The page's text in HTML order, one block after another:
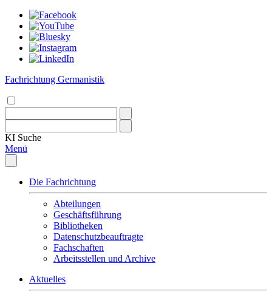
Fachrichtung Germanistik
KI Suche
Menü
Die Fachrichtung
Abteilungen
Geschäftsführung
Bibliotheken
Datenschutzbeauftragte
Fachschaften
Arbeitsstellen und Archive
Aktuelles